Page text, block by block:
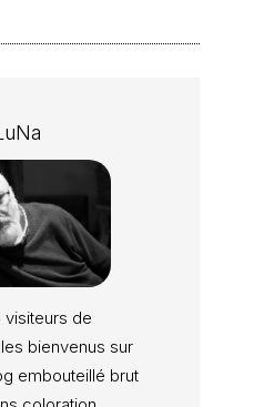
visiteurs de
bienvenus sur
embouteillé brut